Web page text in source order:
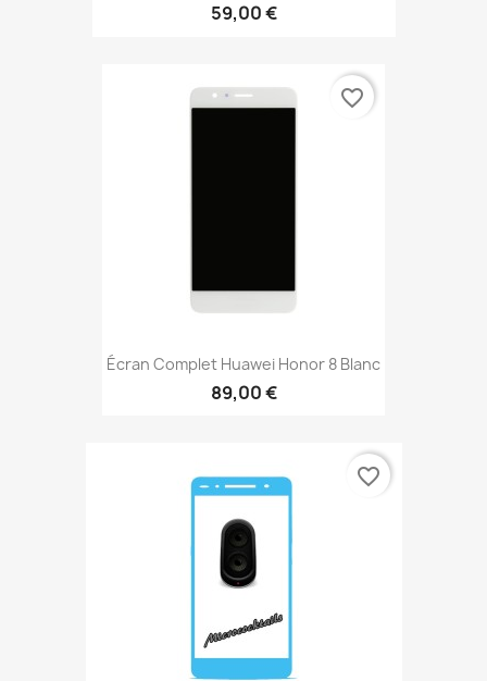
59,00 €
Écran Complet Huawei Honor 8 Blanc
89,00 €
favorite_border
favorite_border